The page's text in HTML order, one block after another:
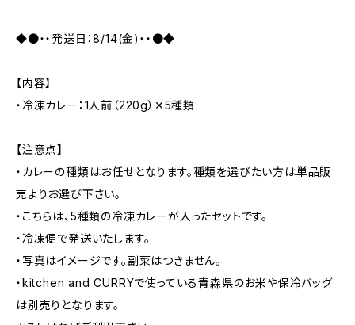
◆●・・発送日：8/14(金)・・●◆
【内容】
・冷凍カレー：1人前（220g）✕5種類
【注意点】
・カレーの種類はお任せとなります。種類を選びたい方は単品販
売よりお選び下さい。
・こちらは、5種類の冷凍カレーが入ったセットです。
・冷凍便で発送いたします。
・写真はイメージです。副菜はつきません。
・kitchen and CURRYで使っている青森県のお米や保冷バッグ
は別売りとなります。